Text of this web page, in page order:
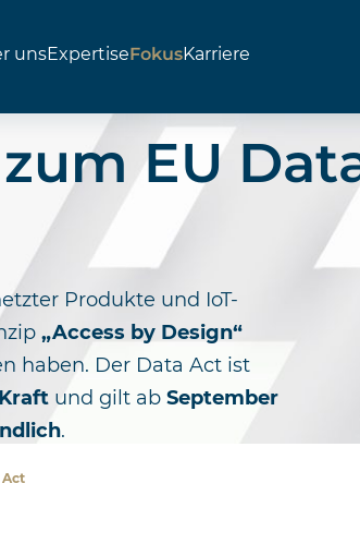
unsExpertiseFokusKarriere
EU
Produkte und IoT-
„Access by Design“
haben. Der Data Act ist
und gilt ab September
.
Act